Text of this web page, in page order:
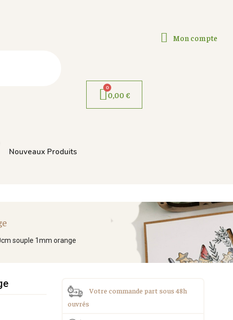
0,00 €
Mon compte
Nouveaux Produits
souple 1mm orange
Votre commande part sous 48h
ouvrés